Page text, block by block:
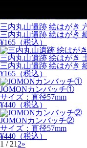
三内丸山遺跡 絵はがき
三内丸山遺跡 絵はがき
¥165 （税込）
三内丸山遺跡 絵はがき
三内丸山遺跡 絵はがき
¥165 （税込）
JOMONカンバッチ①
サイズ：直径57mm
¥440 （税込）
JOMONカンバッチ②
サイズ：直径57mm
¥440 （税込）
1 / 21 2»